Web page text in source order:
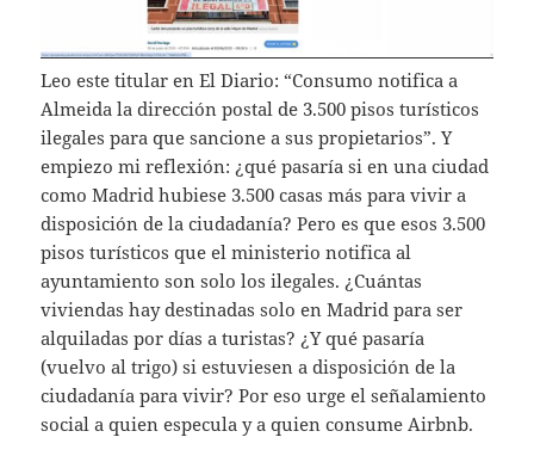
Leo este titular en El Diario: “Consumo notifica a
Almeida la dirección postal de 3.500 pisos turísticos
ilegales para que sancione a sus propietarios”. Y
empiezo mi reflexión: ¿qué pasaría si en una ciudad
como Madrid hubiese 3.500 casas más para vivir a
disposición de la ciudadanía? Pero es que esos 3.500
pisos turísticos que el ministerio notifica al
ayuntamiento son solo los ilegales. ¿Cuántas
viviendas hay destinadas solo en Madrid para ser
alquiladas por días a turistas? ¿Y qué pasaría
(vuelvo al trigo) si estuviesen a disposición de la
ciudadanía para vivir? Por eso urge el señalamiento
social a quien especula y a quien consume Airbnb.